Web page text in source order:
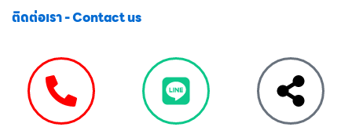
ติดต่อเรา - Contact us